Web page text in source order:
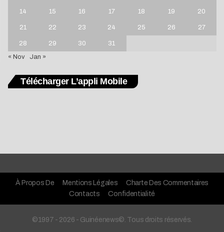
14 15 16 17 18 19 20
21 22 23 24 25 26 27
28 29 30
31
« Nov
Jan »
Télécharger L’appli Mobile
À Propos De Mentions Légales
Charte Des Commentaires
Contacts
Confidentialité
©1997 - 2026 - Guinéenews©. Tous droits réservés.